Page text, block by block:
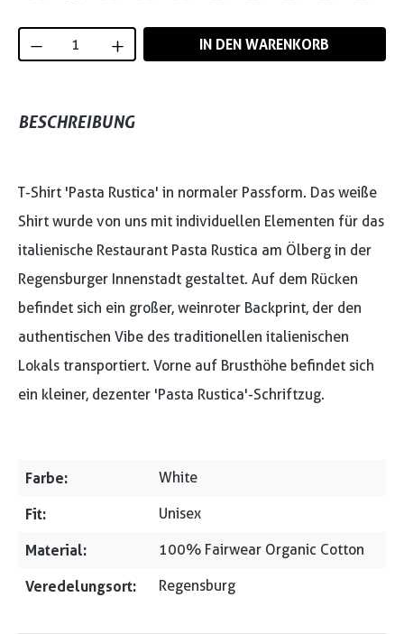
Produkt Anzahl: Gib den gewünschten
IN DEN WARENKORB
BESCHREIBUNG
T-Shirt 'Pasta Rustica' in normaler Passform. Das weiße
Shirt wurde von uns mit individuellen Elementen für das
italienische Restaurant Pasta Rustica am Ölberg in der
Regensburger Innenstadt gestaltet. Auf dem Rücken
befindet sich ein großer, weinroter Backprint, der den
authentischen Vibe des traditionellen italienischen
Lokals transportiert. Vorne auf Brusthöhe befindet sich
ein kleiner, dezenter 'Pasta Rustica'-Schriftzug.
Farbe: White
Fit: Unisex
Material: 100% Fairwear Organic Cotton
Veredelungsort: Regensburg